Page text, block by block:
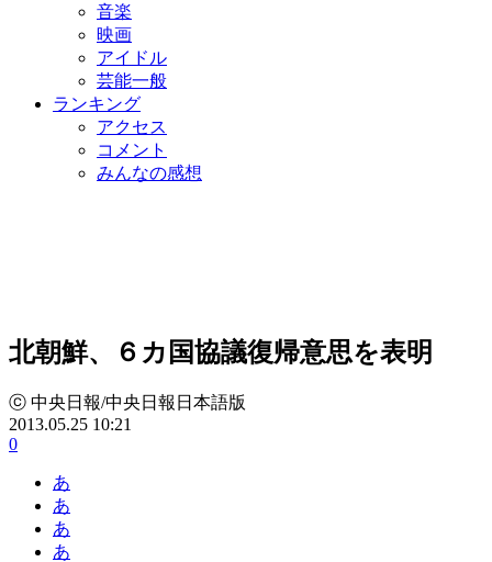
音楽
映画
アイドル
芸能一般
ランキング
アクセス
コメント
みんなの感想
北朝鮮、６カ国協議復帰意思を表明
ⓒ 中央日報/中央日報日本語版
2013.05.25 10:21
0
あ
あ
あ
あ